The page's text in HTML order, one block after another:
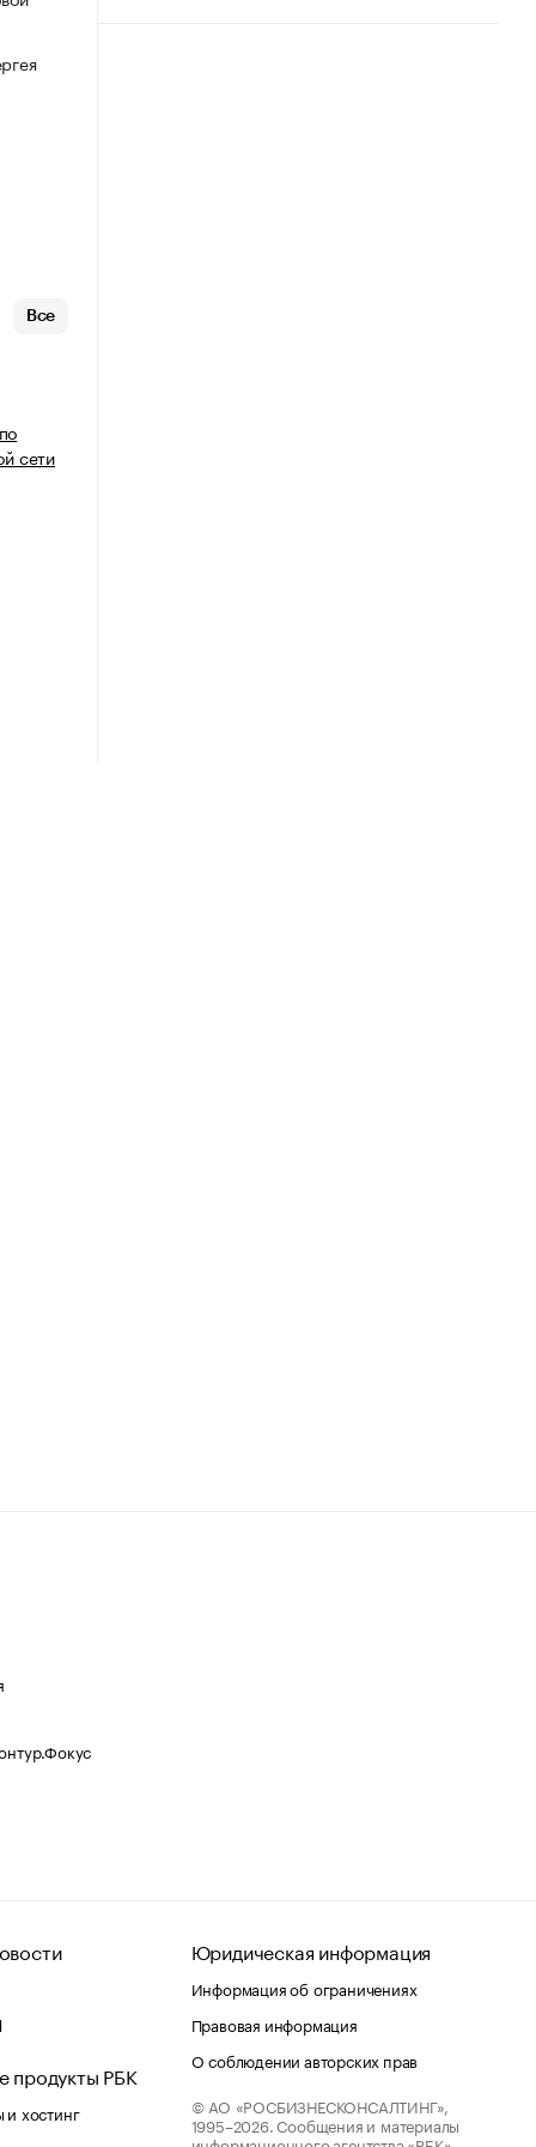
Все
сети
продукты РБК
хостинг
Юридическая информация
Информация об ограничениях
Правовая информация
О соблюдении авторских прав
© АО «РОСБИЗНЕСКОНСАЛТИНГ»,
1995–2026. Сообщения и материалы